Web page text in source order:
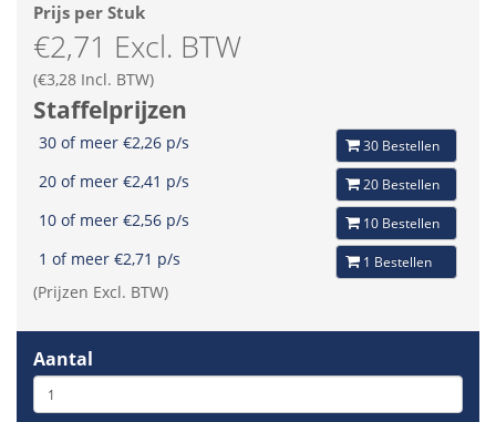
Prijs per Stuk
€2,71 Excl. BTW
(€3,28 Incl. BTW)
Staffelprijzen
30 of meer €2,26 p/s 30 Bestellen
20 of meer €2,41 p/s 20 Bestellen
10 of meer €2,56 p/s 10 Bestellen
1 of meer €2,71 p/s 1 Bestellen
(Prijzen Excl. BTW)
Aantal